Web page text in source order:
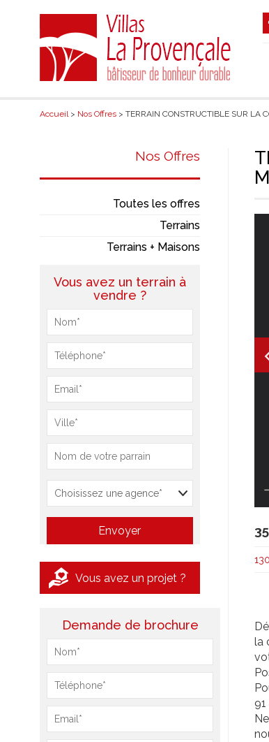
Accueil> Nos Offres > TERRAIN CONSTRUCTIBLE SUR LA
la
91
Nos Offres
Toutes les offres
Terrains
Terrains + Maisons
Vous avez un terrain à
vendre ?
Vous avez un projet ?
Demande de brochure